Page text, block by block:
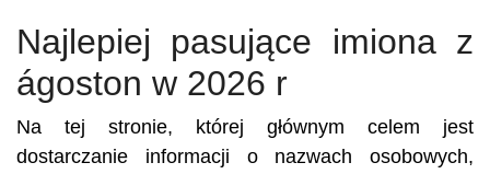
Najlepiej pasujące imiona z
ágoston w 2026 r
Na tej stronie, której głównym celem jest
dostarczanie informacji o nazwach osobowych,